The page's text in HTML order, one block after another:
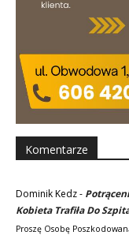
Komentarze
Dominik Kedz-
Kobieta Trafiła Do
Proszę Osobę